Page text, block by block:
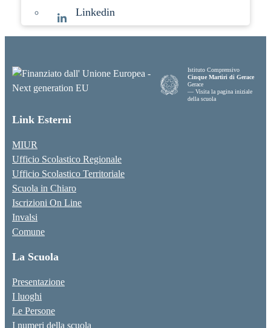
Linkedin
Istituto Comprensivo
Cinque Martiri di Gerace
Gerace
— Visita la pagina iniziale
della scuola
Link Esterni
MIUR
Ufficio Scolastico Regionale
Ufficio Scolastico Territoriale
Scuola in Chiaro
Iscrizioni On Line
Invalsi
Comune
La Scuola
Presentazione
I luoghi
Le Persone
I numeri della scuola